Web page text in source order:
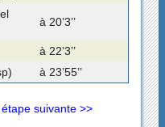
à 20’3’’
à 22’3’’
à 23’55’’
étape suivante >>